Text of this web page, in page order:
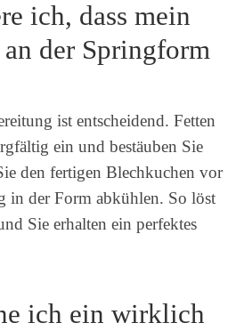
ich, dass mein
der Springform
ist entscheidend. Fetten
ein und bestäuben Sie
den fertigen Blechkuchen vor
in der Form abkühlen. So löst
Sie erhalten ein perfektes
ich ein wirklich